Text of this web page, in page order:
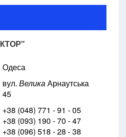
Одеса
вул. ВеликаАрнаутська
45
+38 (048) 771 - 91 - 05
+38 (093) 190 - 70 - 47
+38 (096) 518 - 28 - 38